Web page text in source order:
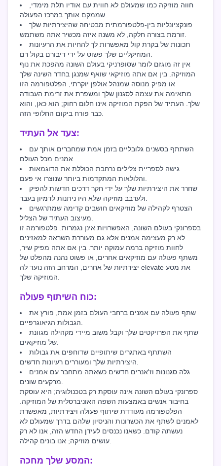
חווה מוזיקה כמו שמעולם לא חווית עם אודיו תלת מימדי,
פונקציונליות בין-פלטפורמתית מבטיחה שהיצירתיות שלך
תכונות של בקרת קול מאפשרות לך להחיות את הרעיונות
אין זה מוגזם לומר שסופרניקי בעולם השונה מהפכת את נוף
המוזיקה. בין אם אתה מוזיקאי שואף שמנגן בחדר השינה שלך
או מפיק מנוסה שמנהל אולפן יוקרתי, הפלטפורמה הזו
מתאימה את עצמה לסגנון שלך ומשפרת את זרימת העבודה
שלך. העתיד של הפקת המוזיקה אינו חלום רחוק; הוא כאן, והוא
צעד אל העתיד:
השתתף בסשנים גלובליים בזמן אמת שמחברים אותך עם
גישה לספריית צלילים נרחבת הכוללת את הדוגמאות
שחרר את היצירתיות שלך על ידי חקר דרכים חדשות להפיק
הצטרף לקהילה של מוזיקאים חושבים קדימה שמתרגשים
בספרונקי בעולם השונה, האפשרויות אינן נגמרות. פלטפורמה זו
לא רק מעצימה אמנים אלא גם מעוררת השראה למאזינים
לחוות מוזיקה ברמה עמוקה יותר. בין אם אתה מפיק שיר,
משתף פעולה עם מוזיקאים אחרים, או פשוט נהנה מהפלט של
יצירתיות של אחרים, המרחב הזה נועד לה elevate את מסע
כוח השיתוף פעולה:
שתף פעולה עם אמנים ברחבי העולם בזמן אמת, פורץ את
שתף את הפרויקטים שלך וקבל משוב מיידי מקהילה מגוונת
השתתף באתגרים שיתופיים שדוחפים את גבולות
גלה סגנונות וז'אנרים חדשים כשאתה מתחבר עם אמנים
ספרונקי בעולם השונה אינה עוסקת רק בטכנולוגיה; היא עוסקת
בחיבור אנשים באמצעות השפה האוניברסלית של המוזיקה.
הפלטפורמה מעודדת שיתוף פעולה ויצירתיות, מאפשרת
לאמנים לשתף את הכשרונות והניסיון שלהם בדרך שמעולם לא
נעשתה קודם. כשאנו נכנסים לעידן החדש הזה, אנו לא רק
המסע שלך מחכה: